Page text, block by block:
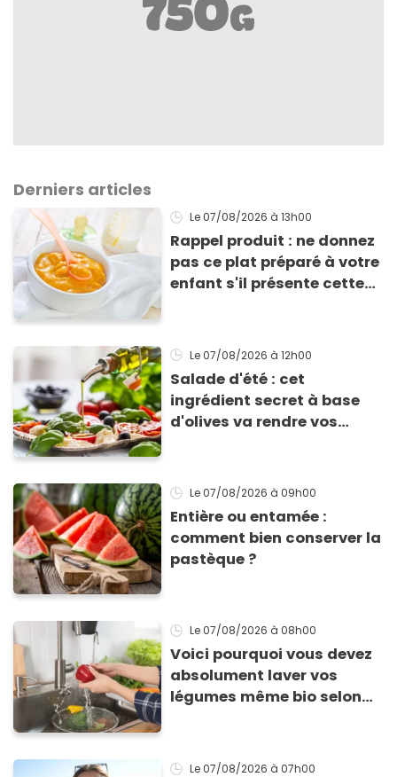
Derniers articles
Le 07/08/2026 à 13h00
Rappel produit : ne donnez
pas ce plat préparé à votre
enfant s'il présente cette
Le 07/08/2026 à 12h00
Salade d'été : cet
ingrédient secret à base
d'olives va rendre vos
Le 07/08/2026 à 09h00
Entière ou entamée :
comment bien conserver la
pastèque ?
Le 07/08/2026 à 08h00
Voici pourquoi vous devez
absolument laver vos
légumes même bio selon
Le 07/08/2026 à 07h00